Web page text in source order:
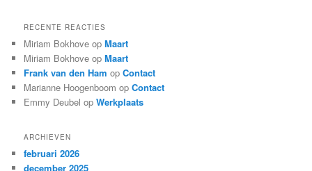
RECENTE REACTIES
Miriam Bokhove opMaart
Miriam Bokhove opMaart
Frank van den Ham opContact
Marianne Hoogenboom opContact
Emmy Deubel opWerkplaats
ARCHIEVEN
februari 2026
december 2025